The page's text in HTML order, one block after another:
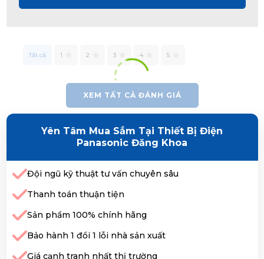
Tất cả 1 2 3 4 5
XEM TẤT CẢ ĐÁNH GIÁ
Yên Tâm Mua Sắm Tại Thiết Bị Điện
Panasonic Đăng Khoa
Đội ngũ kỹ thuật tư vấn chuyên sâu
Thanh toán thuận tiện
Sản phẩm 100% chính hãng
Bảo hành 1 đổi 1 lỗi nhà sản xuất
Giá cạnh tranh nhất thị trường